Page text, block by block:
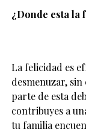
¿Donde esta la
La felicidad es
desmenuzar,
parte de esta
contribuyes a
tu familia